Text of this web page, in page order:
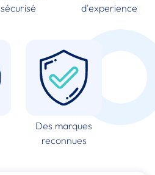
sécurisé
d'experience
Des marques
reconnues